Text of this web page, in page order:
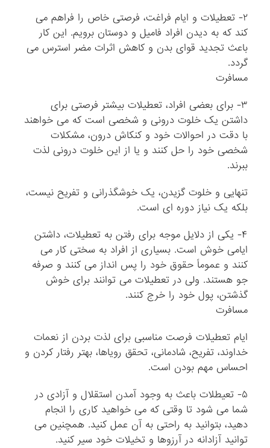
۲- تعطیلات و ایام فراغت، فرصتی خاص را فراهم می
کند که به دیدن افراد فامیل و دوستان برویم. این کار
باعث تجدید قوای بدن و کاهش اثرات مضر استرس می
گردد.
مسافرت
۳- برای بعضی افراد، تعطیلات بیشتر فرصتی برای
داشتن یک خلوت درونی و شخصی است که می خواهند
با دقت در احوالات خود و کنکاش درون، مشکلات
شخصی خود را حل کنند و یا از این خلوت درونی لذت
ببرند.
تنهایی و خلوت گزیدن، یک خوشگذرانی و تفریح نیست،
بلکه یک نیاز دوره ای است.
۴- یکی از دلایل موجه برای رفتن به تعطیلات، داشتن
ایامی خوش است. بسیاری از افراد به سختی کار می
کنند و عموماً حقوق خود را پس انداز می کنند و صرفه
جو هستند. ولی در تعطیلات می توانند برای خوش
گذشتن، پول خود را خرج کنند.
مسافرت
ایام تعطیلات فرصت مناسبی برای لذت بردن از نعمات
خداوند، تفریح، شادمانی، تحقق رویاها، بهتر رفتار کردن و
احساس مهم بودن است.
۵- تعیطلات باعث به وجود آمدن استقلال و آزادی در
شما می شود تا وقتی که می خواهید کاری را انجام
دهید، بتوانید به راحتی به آن عمل کنید. همچنین می
توانید آزادانه در آرزوها و تخیلات خود سیر کنید.